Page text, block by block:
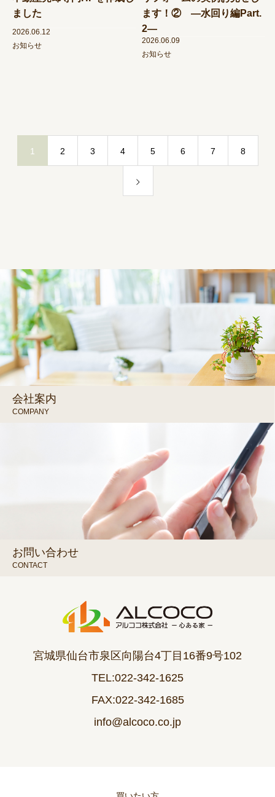
ました
2026.06.12
お知らせ
ます！② ―水回り編Part.
2―
2026.06.09
お知らせ
1 2 3 4 5 6 7 8
会社案内
COMPANY
お問い合わせ
CONTACT
宮城県仙台市泉区向陽台4丁目16番9号102
TEL:022-342-1625
FAX:022-342-1685
info@alcoco.co.jp